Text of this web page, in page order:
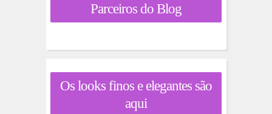
Parceiros do Blog
Os looks finos e elegantes são
aqui